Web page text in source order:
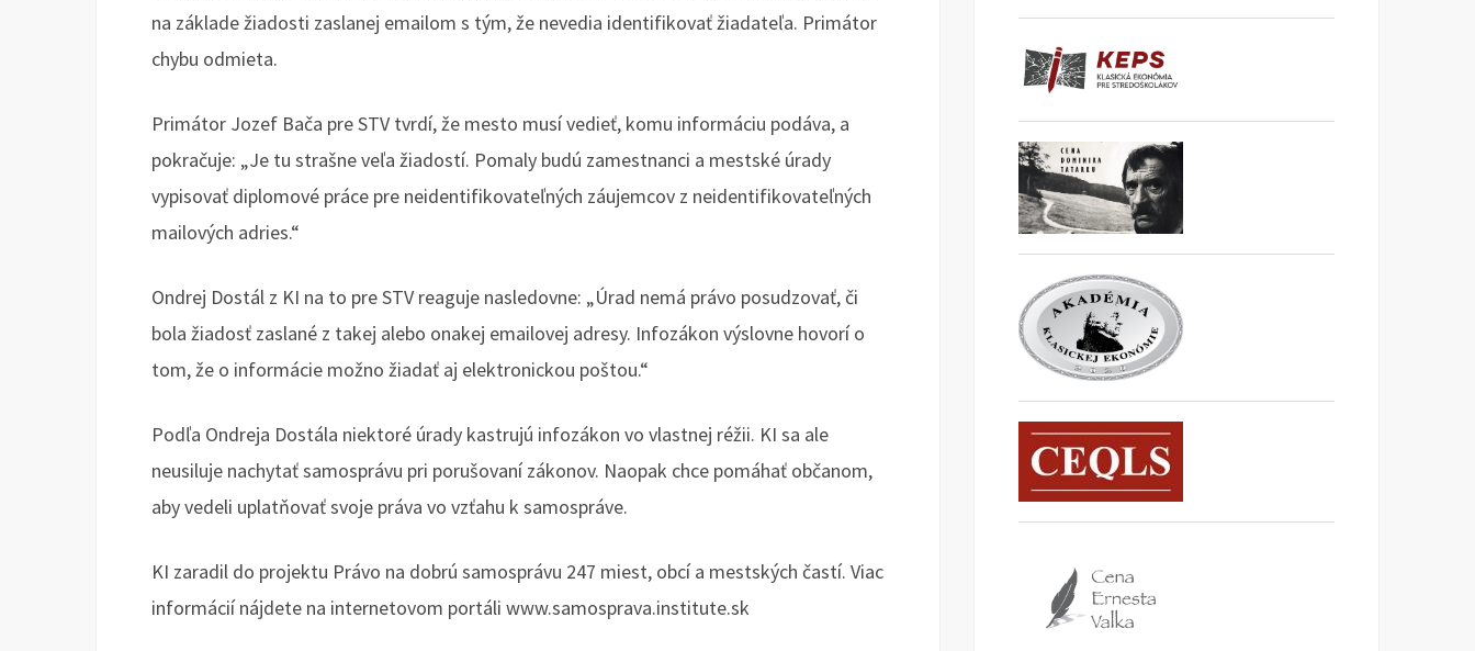
na základe žiadosti zaslanej emailom s tým, že nevedia identifikovať žiadateľa. Primátor
chybu odmieta.
Primátor Jozef Bača pre STV tvrdí, že mesto musí vedieť, komu informáciu podáva, a
pokračuje: „Je tu strašne veľa žiadostí. Pomaly budú zamestnanci a mestské úrady
vypisovať diplomové práce pre neidentifikovateľných záujemcov z neidentifikovateľných
mailových adries.“
Ondrej Dostál z KI na to pre STV reaguje nasledovne: „Úrad nemá právo posudzovať, či
bola žiadosť zaslané z takej alebo onakej emailovej adresy. Infozákon výslovne hovorí o
tom, že o informácie možno žiadať aj elektronickou poštou.“
Podľa Ondreja Dostála niektoré úrady kastrujú infozákon vo vlastnej réžii. KI sa ale
neusiluje nachytať samosprávu pri porušovaní zákonov. Naopak chce pomáhať občanom,
aby vedeli uplatňovať svoje práva vo vzťahu k samospráve.
KI zaradil do projektu Právo na dobrú samosprávu 247 miest, obcí a mestských častí. Viac
informácií nájdete na internetovom portáli www.samosprava.institute.sk